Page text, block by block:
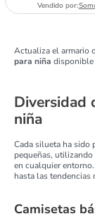
Vendido por:
Actualiza el armario
para niña disponible
Diversidad
niña
Cada silueta ha sido
pequeñas,
en cualquier
hasta las tendencias
Camisetas